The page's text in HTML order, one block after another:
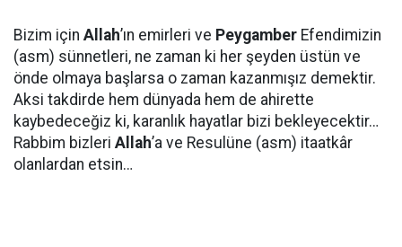
Bizim için Allah’ın emirleri ve Peygamber Efendimizin
(asm) sünnetleri, ne zaman ki her şeyden üstün ve
önde olmaya başlarsa o zaman kazanmışız demektir.
Aksi takdirde hem dünyada hem de ahirette
kaybedeceğiz ki, karanlık hayatlar bizi bekleyecektir…
Rabbim bizleri Allah’a ve Resulüne (asm) itaatkâr
olanlardan etsin…